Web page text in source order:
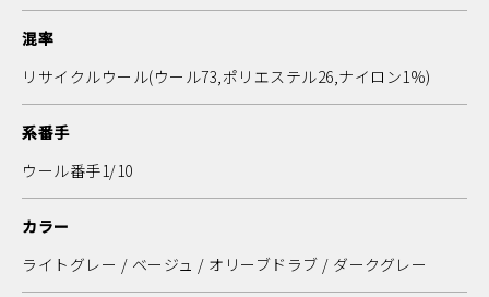
混率
リサイクルウール(ウール73,ポリエステル26,ナイロン1%)
系番手
ウール番手1/10
カラー
ライトグレー / ベージュ / オリーブドラブ / ダークグレー